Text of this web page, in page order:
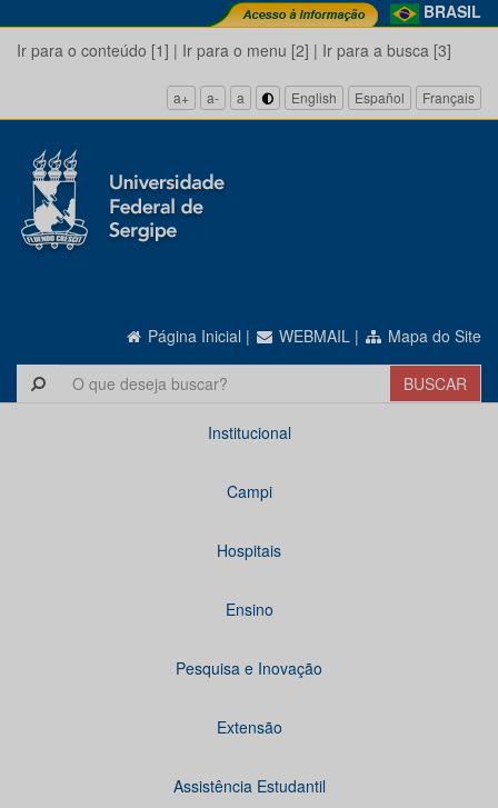
BRASIL
Ir para o conteúdo [1] | Ir para o menu [2] | Ir para a busca [3]
a+ a- a English Español Français
Página Inicial | WEBMAIL | Mapa do Site
Institucional
Campi
Hospitais
Ensino
Pesquisa e Inovação
Extensão
Assistência Estudantil